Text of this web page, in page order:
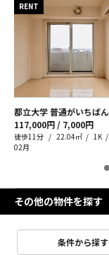
RENT
117,000円 / 7,000円
徒歩11分 22.04㎡ 1K
02月
その他の物件を探す
条件から探す